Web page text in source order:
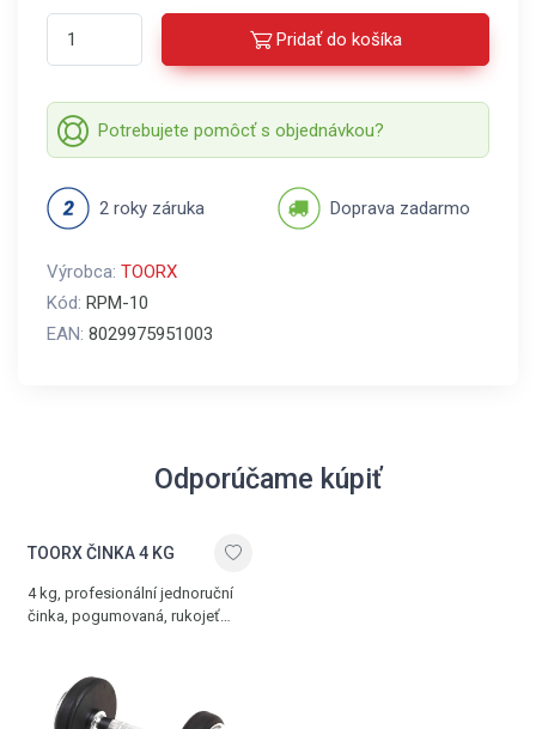
Pridať do košíka
Potrebujete pomôcť s objednávkou?
2 roky záruka Doprava zadarmo
Výrobca: TOORX
Kód: RPM-10
EAN: 8029975951003
Odporúčame kúpiť
TOORX ČINKA 4 KG
4 kg, profesionální jednoruční
činka, pogumovaná, rukojeť